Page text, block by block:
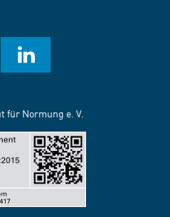
für Normung e. V.